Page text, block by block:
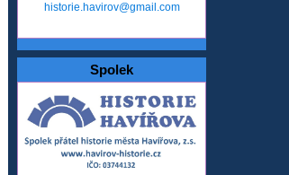
historie.havirov@gmail.com
Spolek